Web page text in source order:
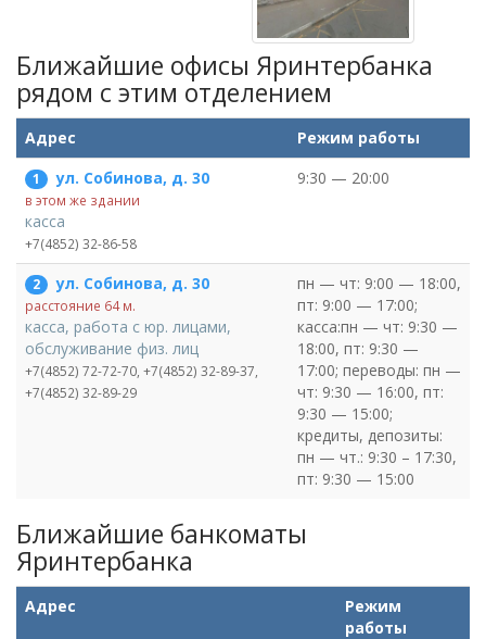
Ближайшие офисы Яринтербанка
рядом c этим отделением
Адрес Режим работы
1 ул. Собинова, д. 30
в этом же здании
касса
+7(4852) 32-86-58
9:30 — 20:00
2 ул. Собинова, д. 30
расстояние 64 м.
касса, работа с юр. лицами,
обслуживание физ. лиц
+7(4852) 72-72-70, +7(4852) 32-89-37,
+7(4852) 32-89-29
пн — чт: 9:00 — 18:00,
пт: 9:00 — 17:00;
касса:пн — чт: 9:30 —
18:00, пт: 9:30 —
17:00; переводы: пн —
чт: 9:30 — 16:00, пт:
9:30 — 15:00;
кредиты, депозиты:
пн — чт.: 9:30 – 17:30,
пт: 9:30 — 15:00
Ближайшие банкоматы
Яринтербанка
Адрес
Режим
работы